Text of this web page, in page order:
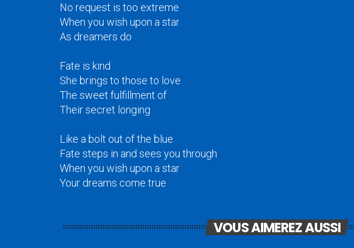
No request is too extreme
When you wish upon a star
As dreamers do
Fate is kind
She brings to those to love
The sweet fulfillment of
Their secret longing
Like a bolt out of the blue
Fate steps in and sees you through
When you wish upon a star
Your dreams come true
VOUS AIMEREZ AUSSI